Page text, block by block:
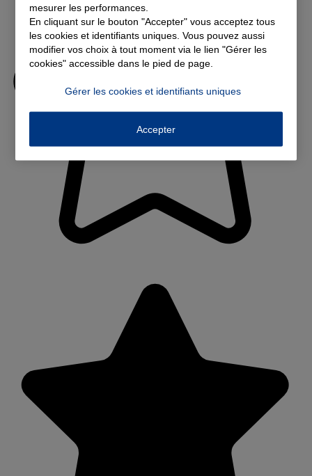
mesurer les performances.
En cliquant sur le bouton "Accepter" vous acceptez tous
les cookies et identifiants uniques. Vous pouvez aussi
modifier vos choix à tout moment via le lien "Gérer les
cookies" accessible dans le pied de page.
Gérer les cookies et identifiants uniques
Accepter